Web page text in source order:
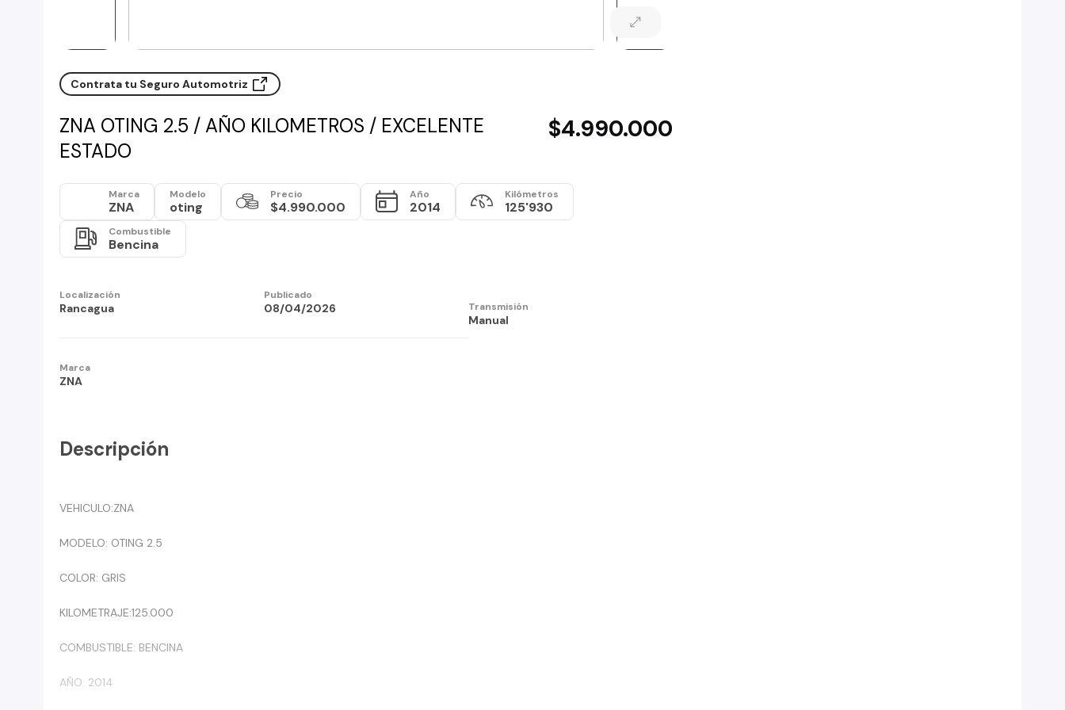
Contrata tu Seguro Automotriz
ZNA OTING 2.5 / AÑO KILOMETROS / EXCELENTE
ESTADO
$4.990.000
Marca
ZNA
Modelo
oting
Precio
$4.990.000
Año
2014
Kilómetros
125'930
Combustible
Bencina
Localización
Rancagua
Publicado
08/04/2026 Transmisión
Manual
Marca
ZNA
Descripción
VEHICULO:ZNA
MODELO: OTING 2.5
COLOR: GRIS
KILOMETRAJE:125.000
COMBUSTIBLE: BENCINA
AÑO: 2014